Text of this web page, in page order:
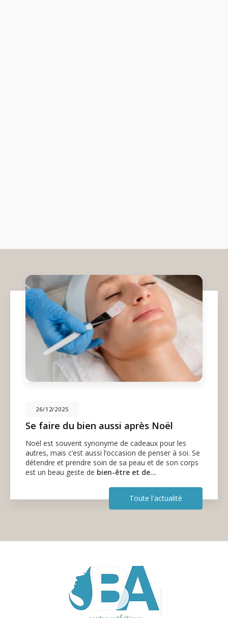
26/12/2025
Se faire du bien aussi après Noël
Noël est souvent synonyme de cadeaux pour les
autres, mais c’est aussi l’occasion de penser à soi. Se
détendre et prendre soin de sa peau et de son corps
est un beau geste de bien-être et de…
Toute l'actualité